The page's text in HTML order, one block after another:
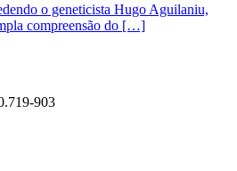
o geneticista Hugo Aguilaniu,
compreensão do […]
903